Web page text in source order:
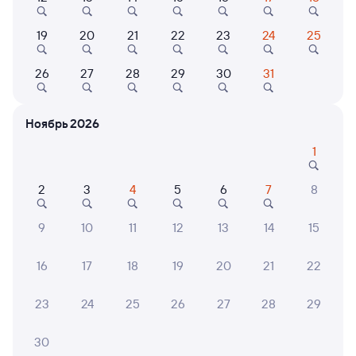
6 причин купить ж/д билеты
Подробные ответы на вопросы о поездке или
9,1
Отель Квартира
19 20 21 22 23 24 25
26 27 28 29 30 31
Ноябрь 2026
1
2 3 4 5 6 7 8
9 10 11 12 13 14 15
16 17 18 19 20 21 22
23 24 25 26 27 28 29
30